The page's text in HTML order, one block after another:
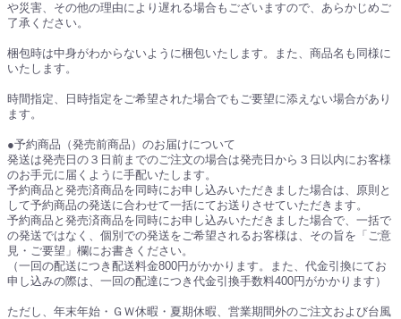
や災害、その他の理由により遅れる場合もございますので、あらかじめご
了承ください。
梱包時は中身がわからないように梱包いたします。また、商品名も同様に
いたします。
時間指定、日時指定をご希望された場合でもご要望に添えない場合があり
ます。
●予約商品（発売前商品）のお届けについて
発送は発売日の３日前までのご注文の場合は発売日から３日以内にお客様
のお手元に届くように手配いたします。
予約商品と発売済商品を同時にお申し込みいただきました場合は、原則と
して予約商品の発送に合わせて一括にてお送りさせていただきます。
予約商品と発売済商品を同時にお申し込みいただきました場合で、一括で
の発送ではなく、個別での発送をご希望されるお客様は、その旨を「ご意
見・ご要望」欄にお書きください。
（一回の配送につき配送料金800円がかかります。また、代金引換にてお
申し込みの際は、一回の配達につき代金引換手数料400円がかかります）
ただし、年末年始・ＧＷ休暇・夏期休暇、営業期間外のご注文および台風